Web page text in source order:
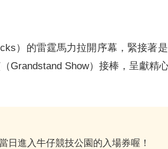
）的雷霆馬力拉開序幕，緊接著
Grandstand Show）接棒，呈獻精
日進入牛仔競技公園的入場券喔！